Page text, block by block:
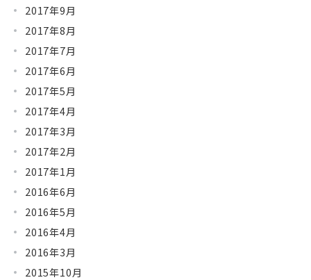
2017年9月
2017年8月
2017年7月
2017年6月
2017年5月
2017年4月
2017年3月
2017年2月
2017年1月
2016年6月
2016年5月
2016年4月
2016年3月
2015年10月